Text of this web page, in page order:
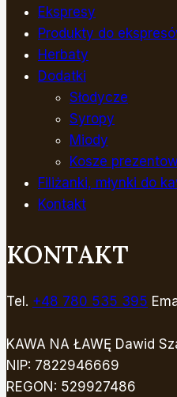
Ekspresy
Produkty do
Herbaty
Dodatki
Słodycze
Syropy
Miody
Kosze
Filiżanki, młynki do
Kontakt
KONTAKT
Tel. +48 780 535 395
KAWA NA ŁAWĘ Dawid
NIP: 7822946669
REGON: 529927486